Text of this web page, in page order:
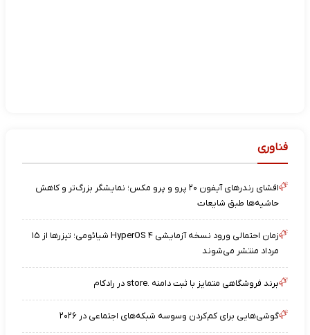
فناوری
افشای رندرهای آیفون ۲۰ پرو و پرو مکس؛ نمایشگر بزرگ‌تر و کاهش
حاشیه‌ها طبق شایعات
زمان احتمالی ورود نسخه آزمایشی HyperOS ۴ شیائومی؛ تیزرها از ۱۵
مرداد منتشر می‌شوند
برند فروشگاهی متمایز با ثبت دامنه .store در رادکام
گوشی‌هایی برای کم‌کردن وسوسه شبکه‌های اجتماعی در ۲۰۲۶